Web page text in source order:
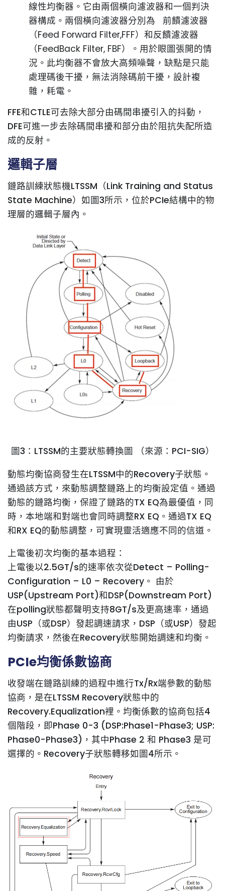
線性均衡器。它由兩個橫向濾波器和一個判決
器構成。兩個橫向濾波器分別為 前饋濾波器
（Feed Forward Filter,FFF）和反饋濾波器
（FeedBack Filter, FBF）。用於眼圖張開的情
況。此均衡器不會放大高頻噪聲，缺點是只能
處理碼後干擾，無法消除碼前干擾，設計複
雜，耗電。
FFE和CTLE可去除大部分由碼間串擾引入的抖動，
DFE可進一步去除碼間串擾和部分由於阻抗失配所造
成的反射。
邏輯子層
鏈路訓練狀態機LTSSM（Link Training and Status
State Machine）如圖3所示，位於PCIe結構中的物
理層的邏輯子層內。
圖3：LTSSM的主要狀態轉換圖 （來源：PCI-SIG）
動態均衡協商發生在LTSSM中的Recovery子狀態。
通過該方式，來動態調整鏈路上的均衡設定值。通過
動態的鏈路均衡，保證了鏈路的TX EQ為最優值，同
時，本地端和對端也會同時調整RX EQ。通過TX EQ
和RX EQ的動態調整，可實現靈活適應不同的信道。
上電後初次均衡的基本過程：
上電後以2.5GT/s的速率依次從Detect – Polling-
Configuration – L0 – Recovery。 由於
USP(Upstream Port)和DSP(Downstream Port)
在polling狀態都聲明支持8GT/s及更高速率，通過
由USP（或DSP）發起調速請求，DSP（或USP）發起
均衡請求，然後在Recovery狀態開始調速和均衡。
PCIe均衡係數協商
收發端在鏈路訓練的過程中進行Tx/Rx端參數的動態
協商，是在LTSSM Recovery狀態中的
Recovery.Equalization裡。均衡係數的協商包括4
個階段，即Phase 0-3 (DSP:Phase1-Phase3; USP:
Phase0-Phase3)，其中Phase 2 和 Phase3 是可
選擇的。Recovery子狀態轉移如圖4所示。